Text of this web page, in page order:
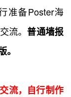
准备Poster海
流。 普通墙报
流，自行制作